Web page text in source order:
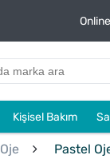
Kişisel Bakım
Oje Pastel